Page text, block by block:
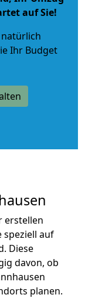
auf Sie!
Ihr Budget
erstellen
speziell auf
Diese
davon, ob
planen.